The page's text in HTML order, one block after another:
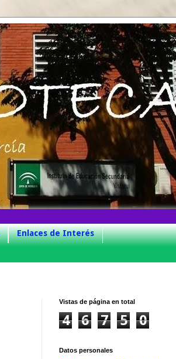
Enlaces de Interés
Vistas de página en total
4 6 7 5 0
Datos personales